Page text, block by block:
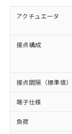
アクチュエータ
接点構成
接点間隔（標準値）
端子仕様
負荷